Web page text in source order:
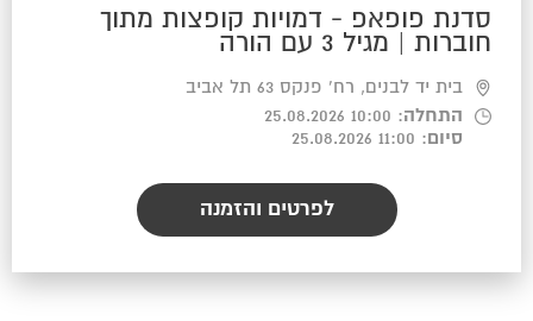
סדנת פופאפ - דמויות קופצות מתוך
חוברות | מגיל 3 עם הורה
בית יד לבנים, רח' פנקס 63 תל אביב
התחלה: 10:00 25.08.2026
סיום : 11:00 25.08.2026
לפרטים והזמנה